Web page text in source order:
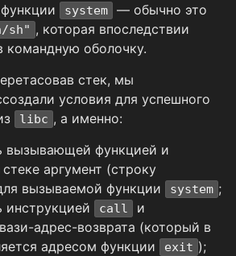
system
— обычно это
sh" , которая впоследствии
командную оболочку.
стек, мы
условия для успешного
libc , а именно:
вызывающей функцией и
аргумент (строку
вызываемой функции system ;
инструкцией
call
и
адрес-возврата (который в
адресом функции
exit );